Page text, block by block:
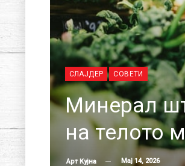
СЛАЈДЕР СОВЕТИ
Минерал
на телото
Арт Кујна Мај 14, 2026